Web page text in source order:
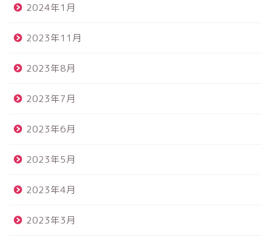
2024年1月
2023年11月
2023年8月
2023年7月
2023年6月
2023年5月
2023年4月
2023年3月